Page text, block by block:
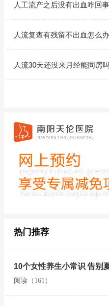
人工流产之后没有出血咋回
人流复查有残留不出血怎么
人流30天还没来月经能同房
热门推荐
10个女性养生小常识 告别
阅读（161）